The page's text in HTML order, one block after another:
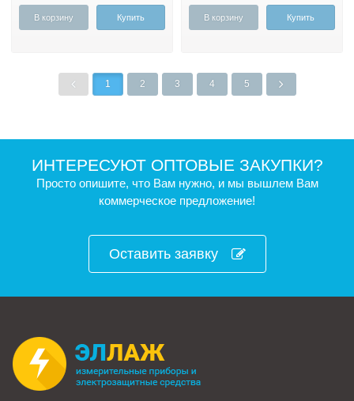
В корзину Купить В корзину Купить
1 2 3 4 5
ИНТЕРЕСУЮТ ОПТОВЫЕ ЗАКУПКИ?
Просто опишите, что Вам нужно, и мы вышлем Вам
коммерческое предложение!
Оставить заявку